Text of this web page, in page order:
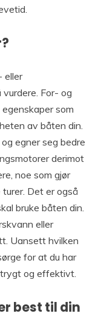
eller
For- og
som
av båten din.
egner seg bedre
derimot
noe som gjør
Det er også
bruke båten din.
eller
Uansett hvilken
for at du har
og effektivt.
best til din